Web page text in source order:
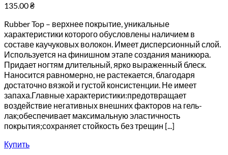
135.00₴
Rubber Top – верхнее покрытие, уникальные
характеристики которого обусловлены наличием в
составе каучуковых волокон. Имеет дисперсионный слой.
Используется на финишном этапе создания маникюра.
Придает ногтям длительный, ярко выраженный блеск.
Наносится равномерно, не растекается, благодаря
достаточно вязкой и густой консистенции. Не имеет
запаха.Главные характеристики:предотвращает
воздействие негативных внешних факторов на гель-
лак;обеспечивает максимальную эластичность
покрытия;сохраняет стойкость без трещин [...]
Купить